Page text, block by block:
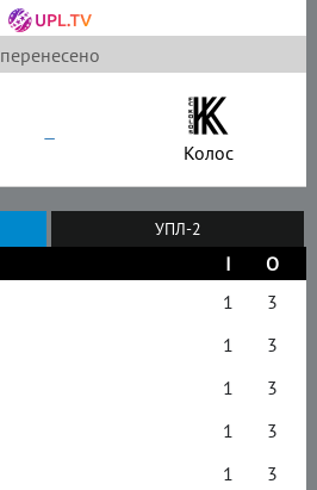
перенесено
– Колос
УПЛ-2
І
О
1
3
1
3
1
3
1
3
1
3